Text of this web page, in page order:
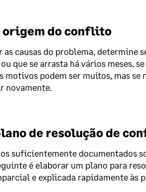
origem do conflito
as causas do problema, determine
que se arrasta há vários meses,
motivos podem ser muitos, mas
novamente.
de resolução de
suficientemente documentados
é elaborar um plano para
e explicada rapidamente às